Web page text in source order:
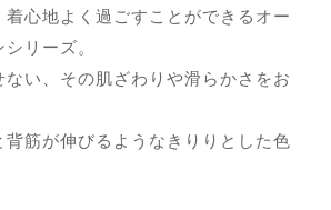
心地よく過ごすことができるオー
リーズ。
い、その肌ざわりや滑らかさをお
筋が伸びるようなきりりとした色